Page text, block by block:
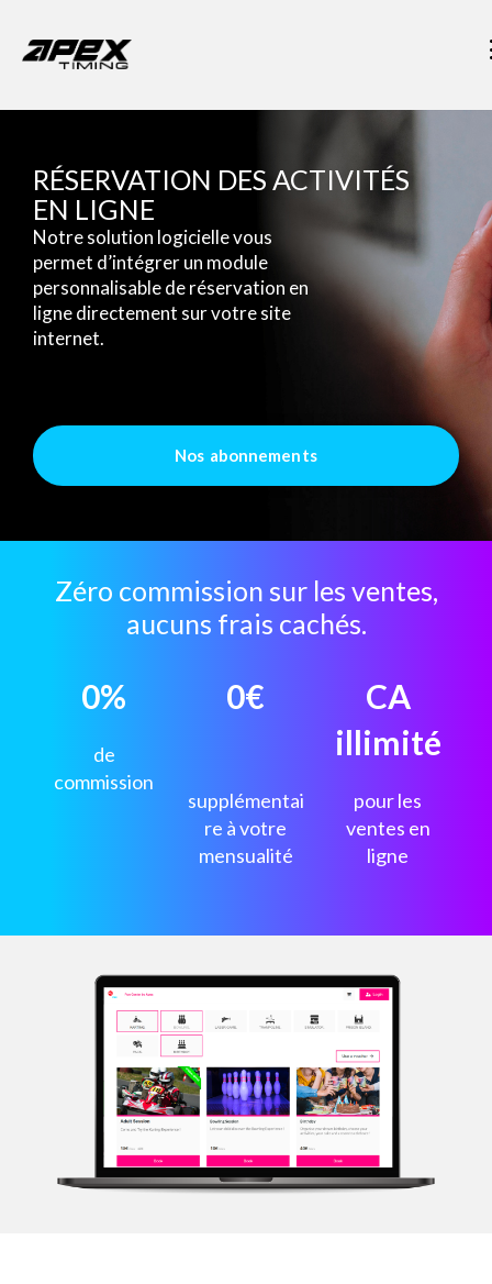
RÉSERVATION DES ACTIVITÉS
EN LIGNE
Notre solution logicielle vous
permet d’intégrer un module
personnalisable de réservation en
ligne directement sur votre site
internet.
Nos abonnements
Zéro commission sur les ventes,
aucuns frais cachés.
0%
de
commission
0€
supplémentai
re à votre
mensualité
CA
illimité
pour les
ventes en
ligne